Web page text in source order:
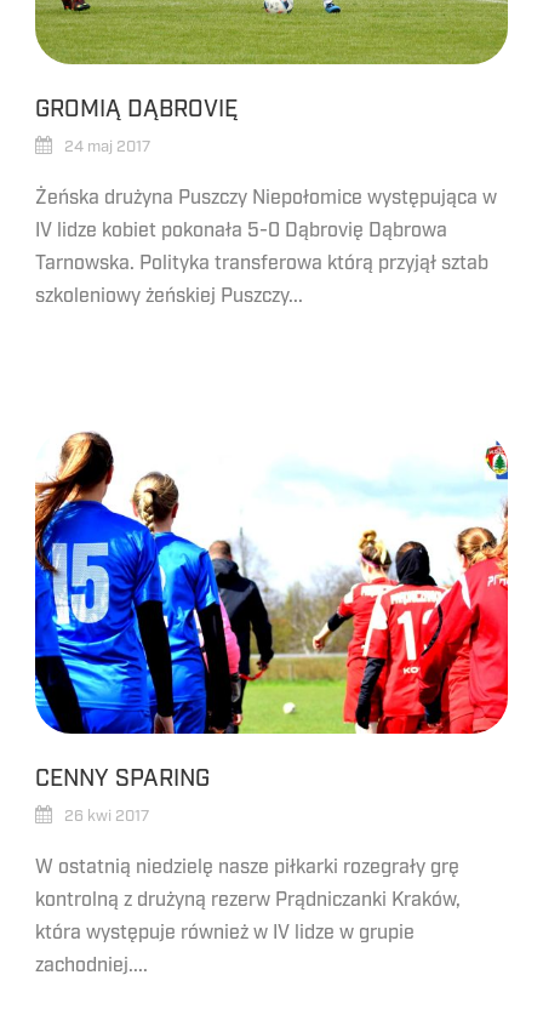
GROMIĄ DĄBROVIĘ
24 maj 2017
Żeńska drużyna Puszczy Niepołomice występująca w
IV lidze kobiet pokonała 5-0 Dąbrovię Dąbrowa
Tarnowska. Polityka transferowa którą przyjął sztab
szkoleniowy żeńskiej Puszczy...
CENNY SPARING
26 kwi 2017
W ostatnią niedzielę nasze piłkarki rozegrały grę
kontrolną z drużyną rezerw Prądniczanki Kraków,
która występuje również w IV lidze w grupie
zachodniej....